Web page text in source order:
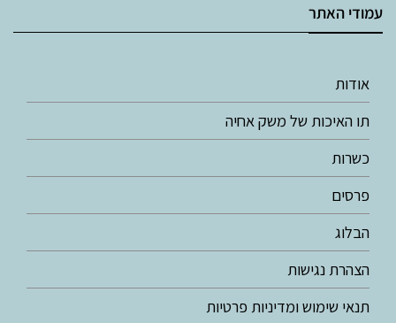
עמודי האתר
אודות
תו האיכות של משק אחיה
כשרות
פרסים
הבלוג
הצהרת נגישות
תנאי שימוש ומדיניות פרטיות